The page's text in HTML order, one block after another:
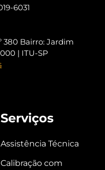
6031
380 Bairro: Jardim
| ITU-SP
Serviços
Assistência Técnica
Calibração com